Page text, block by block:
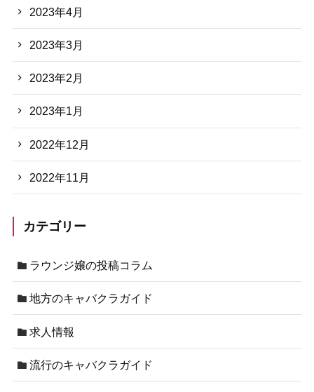
2023年4月
2023年3月
2023年2月
2023年1月
2022年12月
2022年11月
カテゴリー
ラウンジ嬢の投稿コラム
地方のキャバクラガイド
求人情報
流行のキャバクラガイド